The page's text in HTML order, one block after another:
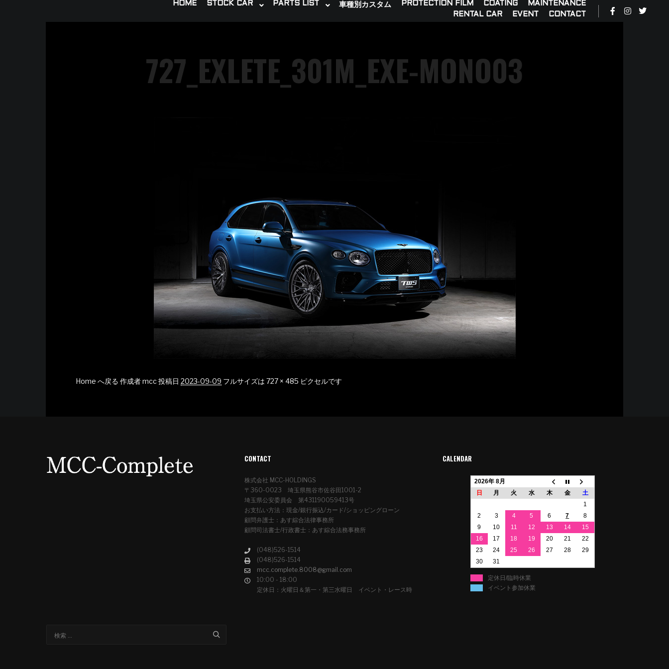
HOME STOCK CAR PARTS LIST 車種別カスタム PROTECTION FILM COATING
MAINTENANCE
RENTAL CAR
EVENT CONTACT
727_EXLETE_301M_EXE-MONO03
Home へ戻る 作成者mcc投稿日 2023-09-09 フルサイズは 727 × 485 ピクセルです
CONTACT
株式会社 MCC-HOLDINGS
〒360-0023 埼玉県熊谷市佐谷田1001-2
埼玉県公安委員会 第431190059413号
お支払い方法：現金/銀行振込/カード/ショッピングローン
顧問弁護士：あす綜合法律事務所
顧問司法書士/行政書士：あす綜合法務事務所
(048)526-1514
(048)526-1514
mcc.complete.8008@gmail.com
10:00 - 18:00
定休日：火曜日＆第一・第三水曜日 イベント・レース時
CALENDAR
2026年 8月
日
月 火 水 木 金
土
1
2
3 4 5 6 7
8
9
10 11 12 13 14
15
16
17 18 19 20 21
22
23
24 25 26 27 28
29
30
31
定休日/臨時休業
イベント参加休業